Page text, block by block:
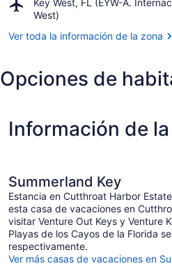
Cayos
de
la
Sugarloaf
Sound
Key West, FL (EYW-A.
West)
Key
FL
Internacional
de
Ver toda la información de la zona
Opciones de
Información de
Summerland Key
Estancia en Cutthroat Harbor
esta casa de vacaciones en
visitar Venture Out Keys y Venture
Playas de los Cayos de la Florida
respectivamente.
Ver más casas de vacaciones en